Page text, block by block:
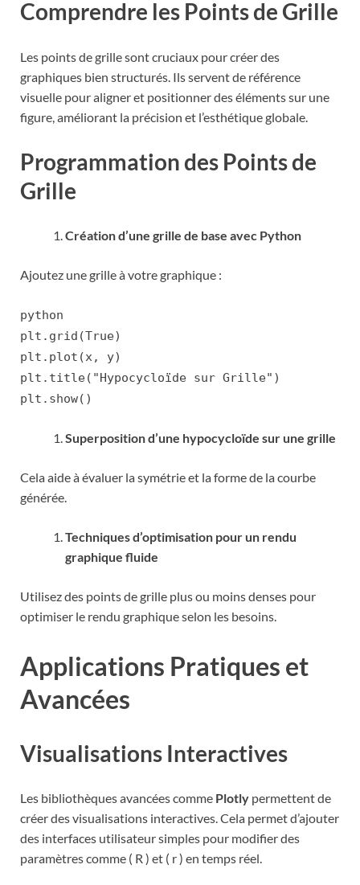
Comprendre les Points de Grille
Les points de grille sont cruciaux pour créer des
graphiques bien structurés. Ils servent de référence
visuelle pour aligner et positionner des éléments sur une
figure, améliorant la précision et l’esthétique globale.
Programmation des Points de
Grille
Création d’une grille de base avec Python
Ajoutez une grille à votre graphique :
python
plt.grid(True)
plt.plot(x, y)
plt.title("Hypocycloïde sur Grille")
plt.show()
Superposition d’une hypocycloïde sur une grille
Cela aide à évaluer la symétrie et la forme de la courbe
générée.
Techniques d’optimisation pour un rendu
graphique fluide
Utilisez des points de grille plus ou moins denses pour
optimiser le rendu graphique selon les besoins.
Applications Pratiques et
Avancées
Visualisations Interactives
Les bibliothèques avancées comme Plotly permettent de
créer des visualisations interactives. Cela permet d’ajouter
des interfaces utilisateur simples pour modifier des
paramètres comme ( R ) et ( r ) en temps réel.